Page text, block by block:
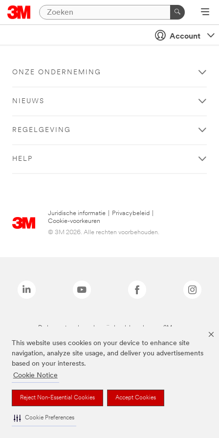
This website uses cookies on your device to enhance site
navigation, analyze site usage, and deliver you advertisements
based on your interests.
Cookie Notice
Reject Non-Essential Cookies Accept Cookies
Cookie Preferences
Account
ONZE ONDERNEMING
NIEUWS
REGELGEVING
HELP
Juridische informatie Privacybeleid
Cookie-voorkeuren
© 3M 2026. Alle rechten voorbehouden.
De bovenstaande merken zijn handelsmerken van 3M.we